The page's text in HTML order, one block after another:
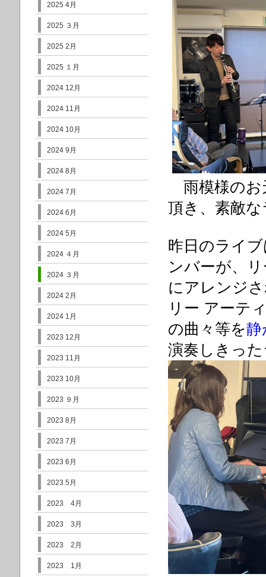
雨模様のお
頂き、素敵
昨日のライ
ンバーが、
にアレンジ
リー アーテ
の曲々等を静
演奏しきっ
2025 4月
2025 ３月
2025 2月
2025 １月
2024 12月
2024 11月
2024 10月
2024 9月
2024 8月
2024 7月
2024 6月
2024 5月
2024 ４月
2024 ３月
2024 2月
2024 1月
2023 12月
2023 11月
2023 10月
2023 ９月
2023 8月
2023 7月
2023 6月
2023 5月
2023 4月
2023 3月
2023 2月
2023 1月